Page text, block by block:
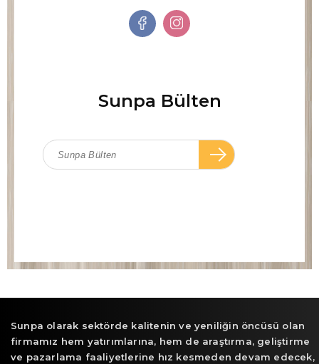
Sunpa Bülten
Sunpa olarak sektörde kalitenin ve yeniliğin öncüsü olan
firmamız hem yatırımlarına, hem de araştırma, geliştirme
ve pazarlama faaliyetlerine hız kesmeden devam edecek,